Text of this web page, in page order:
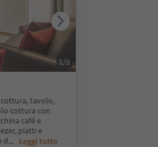
tavolo,
cottura con
café e
piatti e
d... Leggi tutto
1/9